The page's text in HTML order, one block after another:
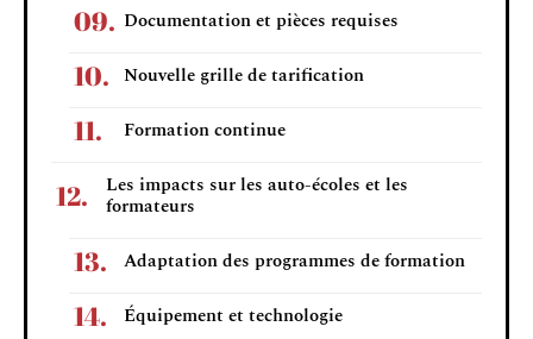
Documentation et pièces requises
Nouvelle grille de tarification
Formation continue
Les impacts sur les auto-écoles et les
formateurs
Adaptation des programmes de formation
Équipement et technologie